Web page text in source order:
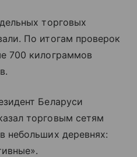
торговых
По итогам проверок
700 килограммов
Беларуси
торговым сетям
небольших деревнях: